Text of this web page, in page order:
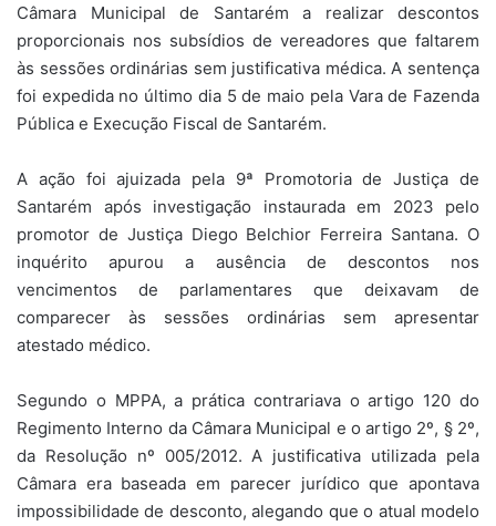
Câmara Municipal de Santarém a realizar descontos
proporcionais nos subsídios de vereadores que faltarem
às sessões ordinárias sem justificativa médica. A sentença
foi expedida no último dia 5 de maio pela Vara de Fazenda
Pública e Execução Fiscal de Santarém.
A ação foi ajuizada pela 9ª Promotoria de Justiça de
Santarém após investigação instaurada em 2023 pelo
promotor de Justiça Diego Belchior Ferreira Santana. O
inquérito apurou a ausência de descontos nos
vencimentos de parlamentares que deixavam de
comparecer às sessões ordinárias sem apresentar
atestado médico.
Segundo o MPPA, a prática contrariava o artigo 120 do
Regimento Interno da Câmara Municipal e o artigo 2º, § 2º,
da Resolução nº 005/2012. A justificativa utilizada pela
Câmara era baseada em parecer jurídico que apontava
impossibilidade de desconto, alegando que o atual modelo